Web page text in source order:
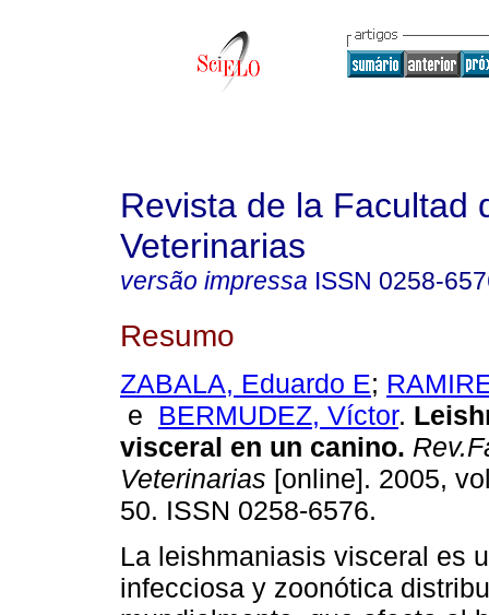
Revista de la Facultad
Veterinarias
versão impressa ISSN 0258-
Resumo
ZABALA, Eduardo E;
e BERMUDEZ, Víctor.
visceral en un canino.
Veterinarias [online]. 2005,
50. ISSN 0258-6576.
La leishmaniasis visceral es
infecciosa y zoonótica